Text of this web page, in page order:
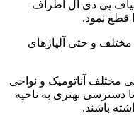
الیاف پی دی ال اطراف
قطع نمود.
مختلف و حتی آلیاژهای
مختلف آناتومیک و نواحی
دسترسی بهتری به ناحیه
باشند.